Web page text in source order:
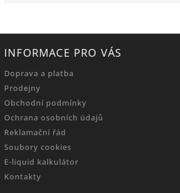
INFORMACE PRO VÁS
Doprava a platba
Prodejny
Obchodní podmínky
Ochrana osobních údajů
Reklamační řád
Soubory cookies
E-liquid kalkulátor
Kontakty